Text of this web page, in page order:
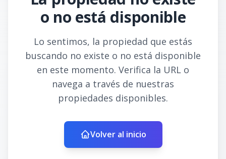
o no está disponible
Lo sentimos, la propiedad que estás
buscando no existe o no está disponible
en este momento. Verifica la URL o
navega a través de nuestras
propiedades disponibles.
Volver al inicio